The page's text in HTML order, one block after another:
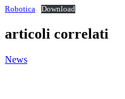
Robotica Download
articoli correlati
News